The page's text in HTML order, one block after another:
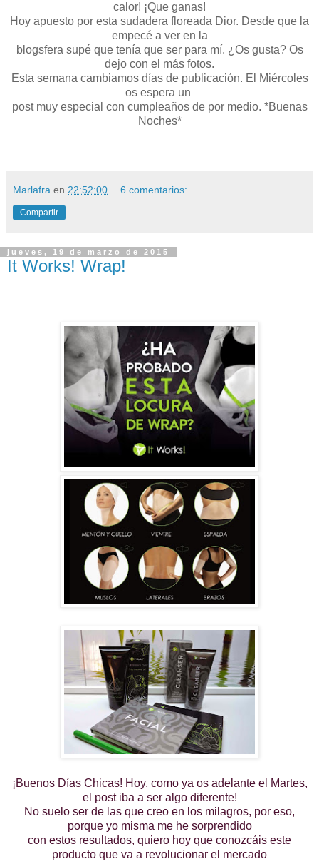
calor! ¡Que ganas!
Hoy apuesto por esta sudadera floreada Dior. Desde que la
empecé a ver en la
blogsfera supé que tenía que ser para mí. ¿Os gusta? Os
dejo con el más fotos.
Esta semana cambiamos días de publicación. El Miércoles
os espera un
post muy especial con cumpleaños de por medio. *Buenas
Noches*
Marlafra en 22:52:00 6 comentarios:
Compartir
jueves, 19 de marzo de 2015
It Works! Wrap!
¡Buenos Días Chicas! Hoy, como ya os adelante el Martes,
el post iba a ser algo diferente!
No suelo ser de las que creo en los milagros, por eso,
porque yo misma me he sorprendido
con estos resultados, quiero hoy que conozcáis este
producto que va a revolucionar el mercado